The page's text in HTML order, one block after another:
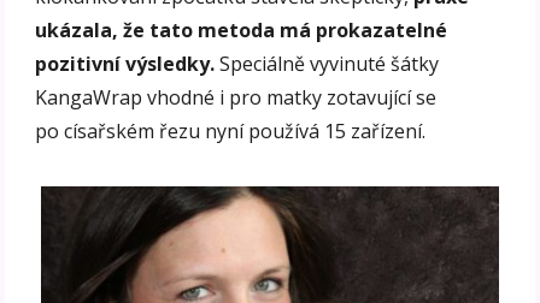
ukázala, že tato metoda má prokazatelné
pozitivní výsledky.Speciálně vyvinuté šátky
KangaWrap vhodné i pro matky zotavující se
po císařském řezu nyní používá 15 zařízení.